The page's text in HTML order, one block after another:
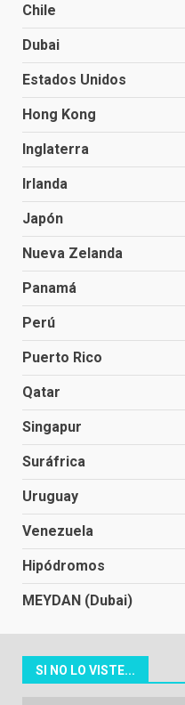
Chile
Dubai
Estados Unidos
Hong Kong
Inglaterra
Irlanda
Japón
Nueva Zelanda
Panamá
Perú
Puerto Rico
Qatar
Singapur
Suráfrica
Uruguay
Venezuela
Hipódromos
MEYDAN (Dubai)
SI NO LO VISTE...